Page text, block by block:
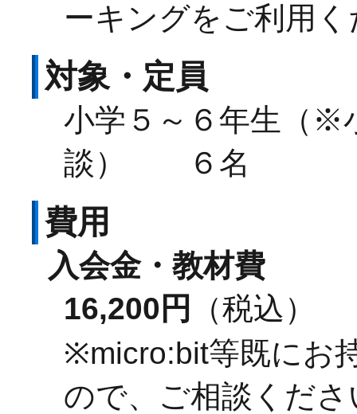
ーキングをご利用
対象・定員
小学５～６年生（※
談） ６名
費用
入会金・教材費
16,200円
（税込）
※micro:bit等既にお
ので、ご相談くださ